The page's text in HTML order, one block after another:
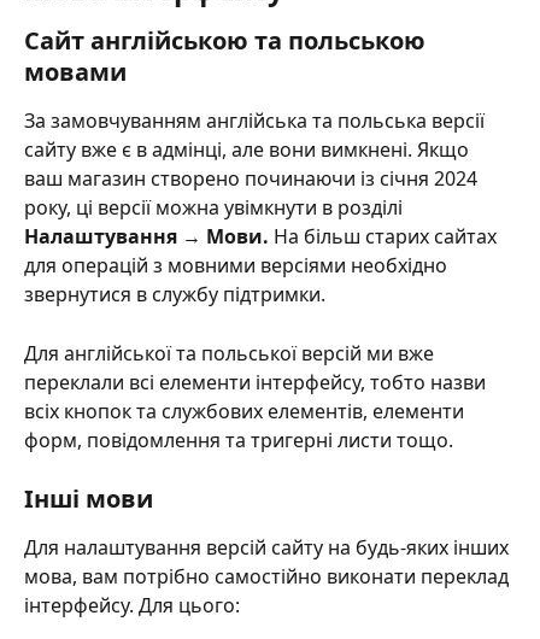
Сайт англійською та польською
мовами
За замовчуванням англійська та польська версії
сайту вже є в адмінці, але вони вимкнені. Якщо
ваш магазин створено починаючи із січня 2024
року, ці версії можна увімкнути в розділі
Налаштування → Мови. На більш старих сайтах
для операцій з мовними версіями необхідно
звернутися в службу підтримки.
Для англійської та польської версій ми вже
переклали всі елементи інтерфейсу, тобто назви
всіх кнопок та службових елементів, елементи
форм, повідомлення та тригерні листи тощо.
Інші мови
Для налаштування версій сайту на будь-яких інших
мова, вам потрібно самостійно виконати переклад
інтерфейсу. Для цього: